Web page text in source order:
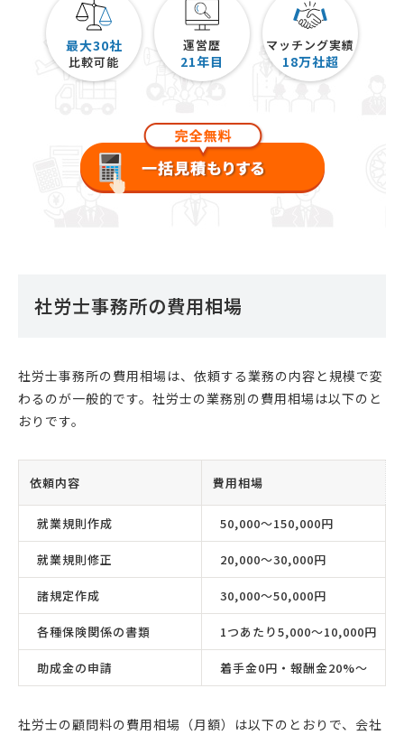
最大30社
比較可能
運営歴
21年目
マッチング実績
18万社超
社労士事務所の費用相場
社労士事務所の費用相場は、依頼する業務の内容と規模で変
わるのが一般的です。社労士の業務別の費用相場は以下のと
おりです。
依頼内容 費用相場
就業規則作成 50,000〜150,000円
就業規則修正 20,000〜30,000円
諸規定作成 30,000〜50,000円
各種保険関係の書類 1つあたり5,000〜10,000円
助成金の申請 着手金0円・報酬金20%〜
社労士の顧問料の費用相場（月額）は以下のとおりで、会社